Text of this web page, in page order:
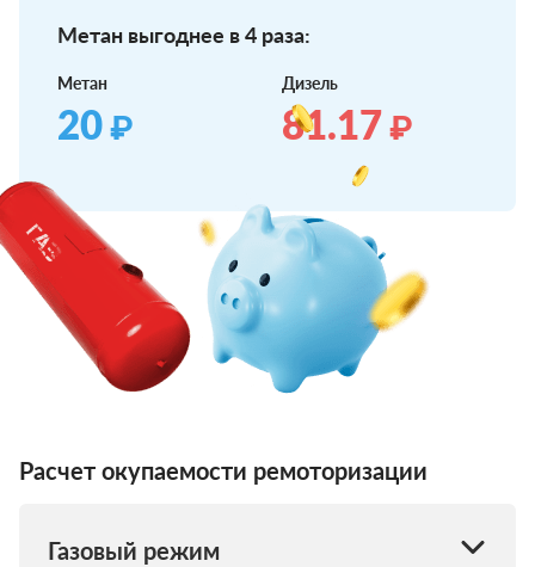
Метан выгоднее в 4 раза:
Метан
20₽
Дизель
81.17₽
Расчет окупаемости ремоторизации
Газовый режим